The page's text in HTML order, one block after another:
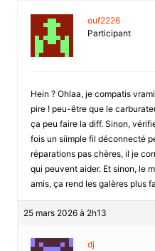
ouf2226
Participant
Hein ? Ohlaa, je compatis
pire ! peu-être que le
ça peu faire la diff. Sinon,
fois un siimple fil déconnecté
réparations pas chères, il je
qui peuvent aider. Et sinon, le
amis, ça rend les galères plus
25 mars 2026 à 2h13
dj